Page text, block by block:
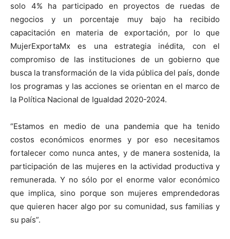
solo 4% ha participado en proyectos de ruedas de
negocios y un porcentaje muy bajo ha recibido
capacitación en materia de exportación, por lo que
MujerExportaMx es una estrategia inédita, con el
compromiso de las instituciones de un gobierno que
busca la transformación de la vida pública del país, donde
los programas y las acciones se orientan en el marco de
la Política Nacional de Igualdad 2020-2024.
“Estamos en medio de una pandemia que ha tenido
costos económicos enormes y por eso necesitamos
fortalecer como nunca antes, y de manera sostenida, la
participación de las mujeres en la actividad productiva y
remunerada. Y no sólo por el enorme valor económico
que implica, sino porque son mujeres emprendedoras
que quieren hacer algo por su comunidad, sus familias y
su país”.